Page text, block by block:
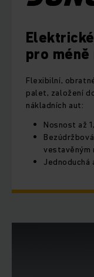
pro
Flexibilní,
palet, založení
nákladních aut:
Nosnost až
vestavěným
Jednoduchá